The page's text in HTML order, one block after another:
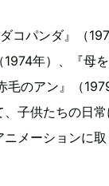
コパンダ』（
年）、『母
毛のアン』（
、子供たちの日
メーションに